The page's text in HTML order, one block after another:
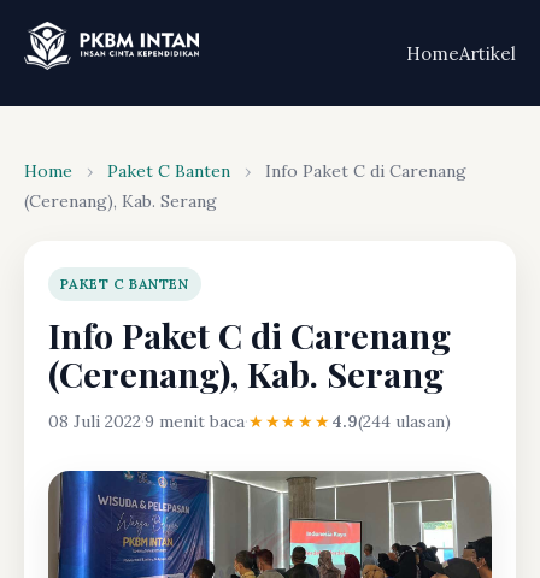
HomeArtikel
Home › Paket C Banten ›
Info Paket C di Carenang
(Cerenang), Kab. Serang
PAKET C BANTEN
Info Paket C di Carenang
(Cerenang), Kab. Serang
08 Juli 2022·9 menit baca·★★★★★4.9(244 ulasan)